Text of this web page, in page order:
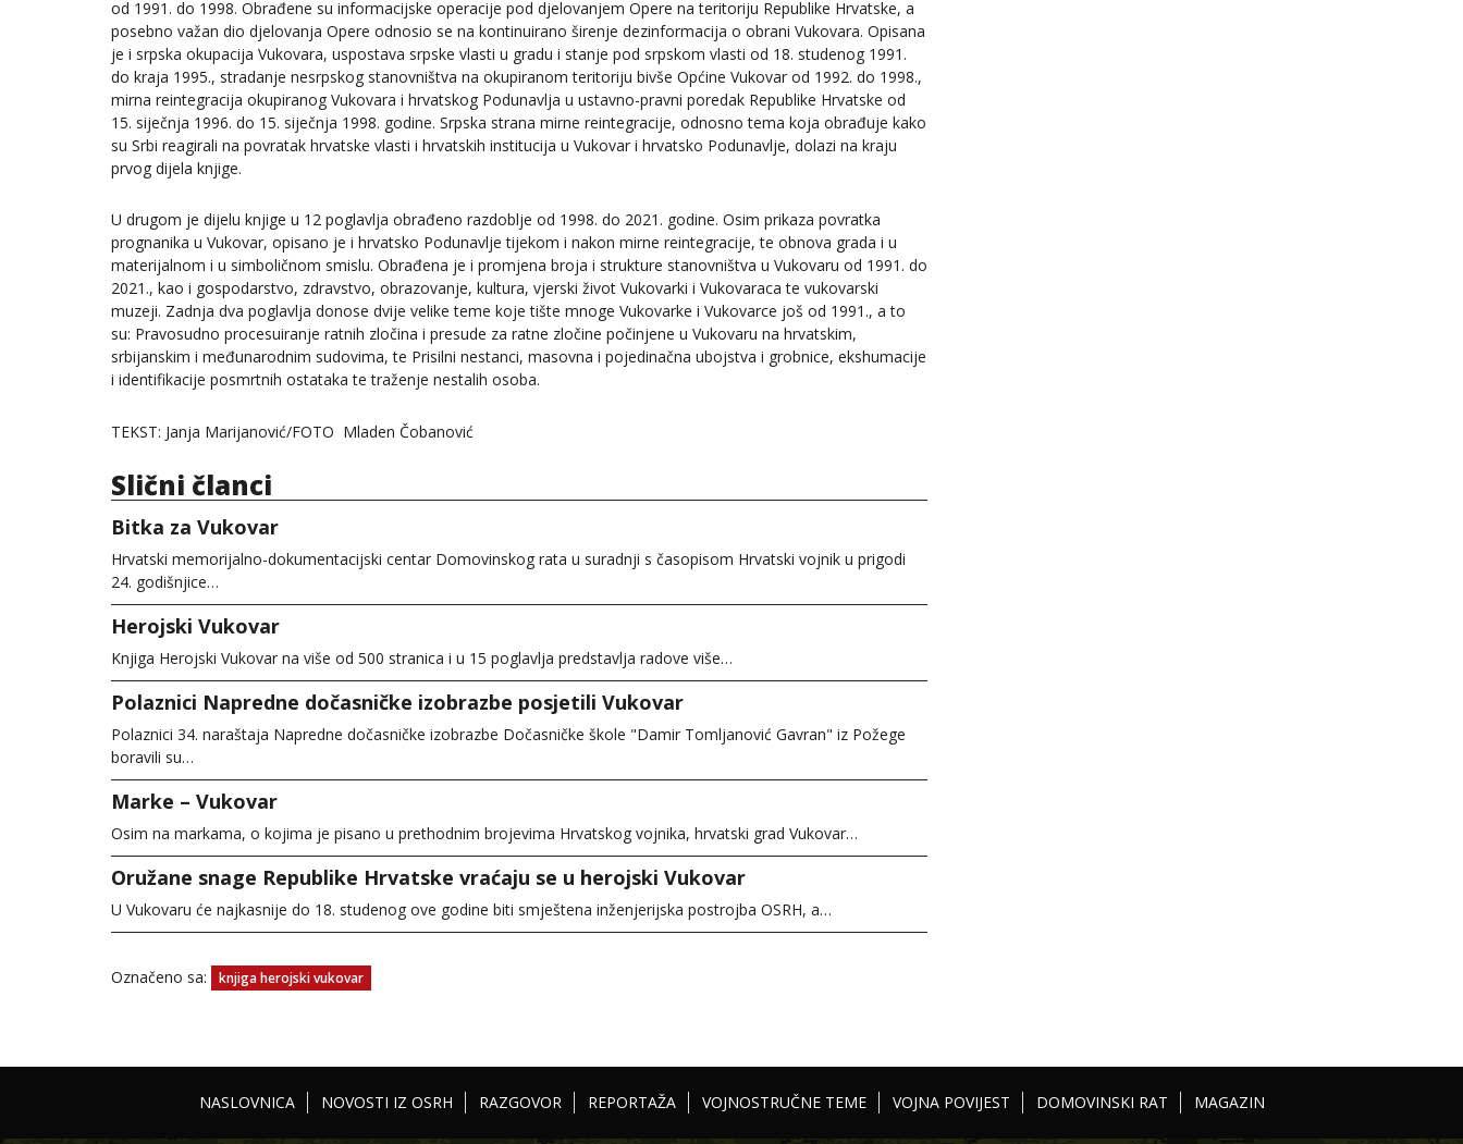
od 1991. do 1998. Obrađene su informacijske operacije pod djelovanjem Opere na teritoriju Republike Hrvatske, a
posebno važan dio djelovanja Opere odnosio se na kontinuirano širenje dezinformacija o obrani Vukovara. Opisana
je i srpska okupacija Vukovara, uspostava srpske vlasti u gradu i stanje pod srpskom vlasti od 18. studenog 1991.
do kraja 1995., stradanje nesrpskog stanovništva na okupiranom teritoriju bivše Općine Vukovar od 1992. do 1998.,
mirna reintegracija okupiranog Vukovara i hrvatskog Podunavlja u ustavno-pravni poredak Republike Hrvatske od
15. siječnja 1996. do 15. siječnja 1998. godine. Srpska strana mirne reintegracije, odnosno tema koja obrađuje kako
su Srbi reagirali na povratak hrvatske vlasti i hrvatskih institucija u Vukovar i hrvatsko Podunavlje, dolazi na kraju
prvog dijela knjige.
U drugom je dijelu knjige u 12 poglavlja obrađeno razdoblje od 1998. do 2021. godine. Osim prikaza povratka
prognanika u Vukovar, opisano je i hrvatsko Podunavlje tijekom i nakon mirne reintegracije, te obnova grada i u
materijalnom i u simboličnom smislu. Obrađena je i promjena broja i strukture stanovništva u Vukovaru od 1991. do
2021., kao i gospodarstvo, zdravstvo, obrazovanje, kultura, vjerski život Vukovarki i Vukovaraca te vukovarski
muzeji. Zadnja dva poglavlja donose dvije velike teme koje tište mnoge Vukovarke i Vukovarce još od 1991., a to
su: Pravosudno procesuiranje ratnih zločina i presude za ratne zločine počinjene u Vukovaru na hrvatskim,
srbijanskim i međunarodnim sudovima, te Prisilni nestanci, masovna i pojedinačna ubojstva i grobnice, ekshumacije
i identifikacije posmrtnih ostataka te traženje nestalih osoba.
TEKST: Janja Marijanović/FOTO Mladen Čobanović
Slični članci
Bitka za Vukovar
Hrvatski memorijalno-dokumentacijski centar Domovinskog rata u suradnji s časopisom Hrvatski vojnik u prigodi
24. godišnjice…
Herojski Vukovar
Knjiga Herojski Vukovar na više od 500 stranica i u 15 poglavlja predstavlja radove više…
Polaznici Napredne dočasničke izobrazbe posjetili Vukovar
Polaznici 34. naraštaja Napredne dočasničke izobrazbe Dočasničke škole "Damir Tomljanović Gavran" iz Požege
boravili su…
Marke – Vukovar
Osim na markama, o kojima je pisano u prethodnim brojevima Hrvatskog vojnika, hrvatski grad Vukovar…
Oružane snage Republike Hrvatske vraćaju se u herojski Vukovar
U Vukovaru će najkasnije do 18. studenog ove godine biti smještena inženjerijska postrojba OSRH, a…
Označeno sa: knjiga herojski vukovar
NASLOVNICA NOVOSTI IZ OSRH RAZGOVOR REPORTAŽA VOJNOSTRUČNE TEME VOJNA POVIJEST DOMOVINSKI RAT MAGAZIN